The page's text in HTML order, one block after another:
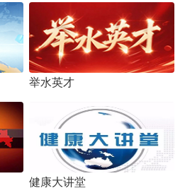
举水英才
健康大讲堂